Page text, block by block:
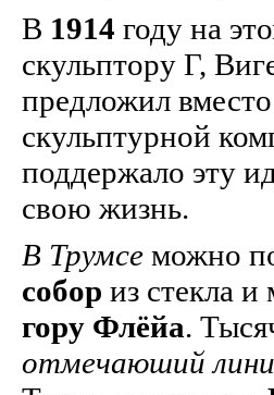
В 1914 году на
скульптору Г,
предложил
скульптурной
поддержало эту
свою жизнь.
В Трумсе можно
собор из стекла и
гору Флёйа.
отмечаюший